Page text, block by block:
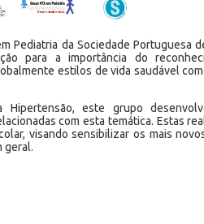
Pediatria da Sociedade Portuguesa
para a importância do
estilos de vida saudável
este grupo
com esta temática. Estas
visando sensibilizar os mais
geral.